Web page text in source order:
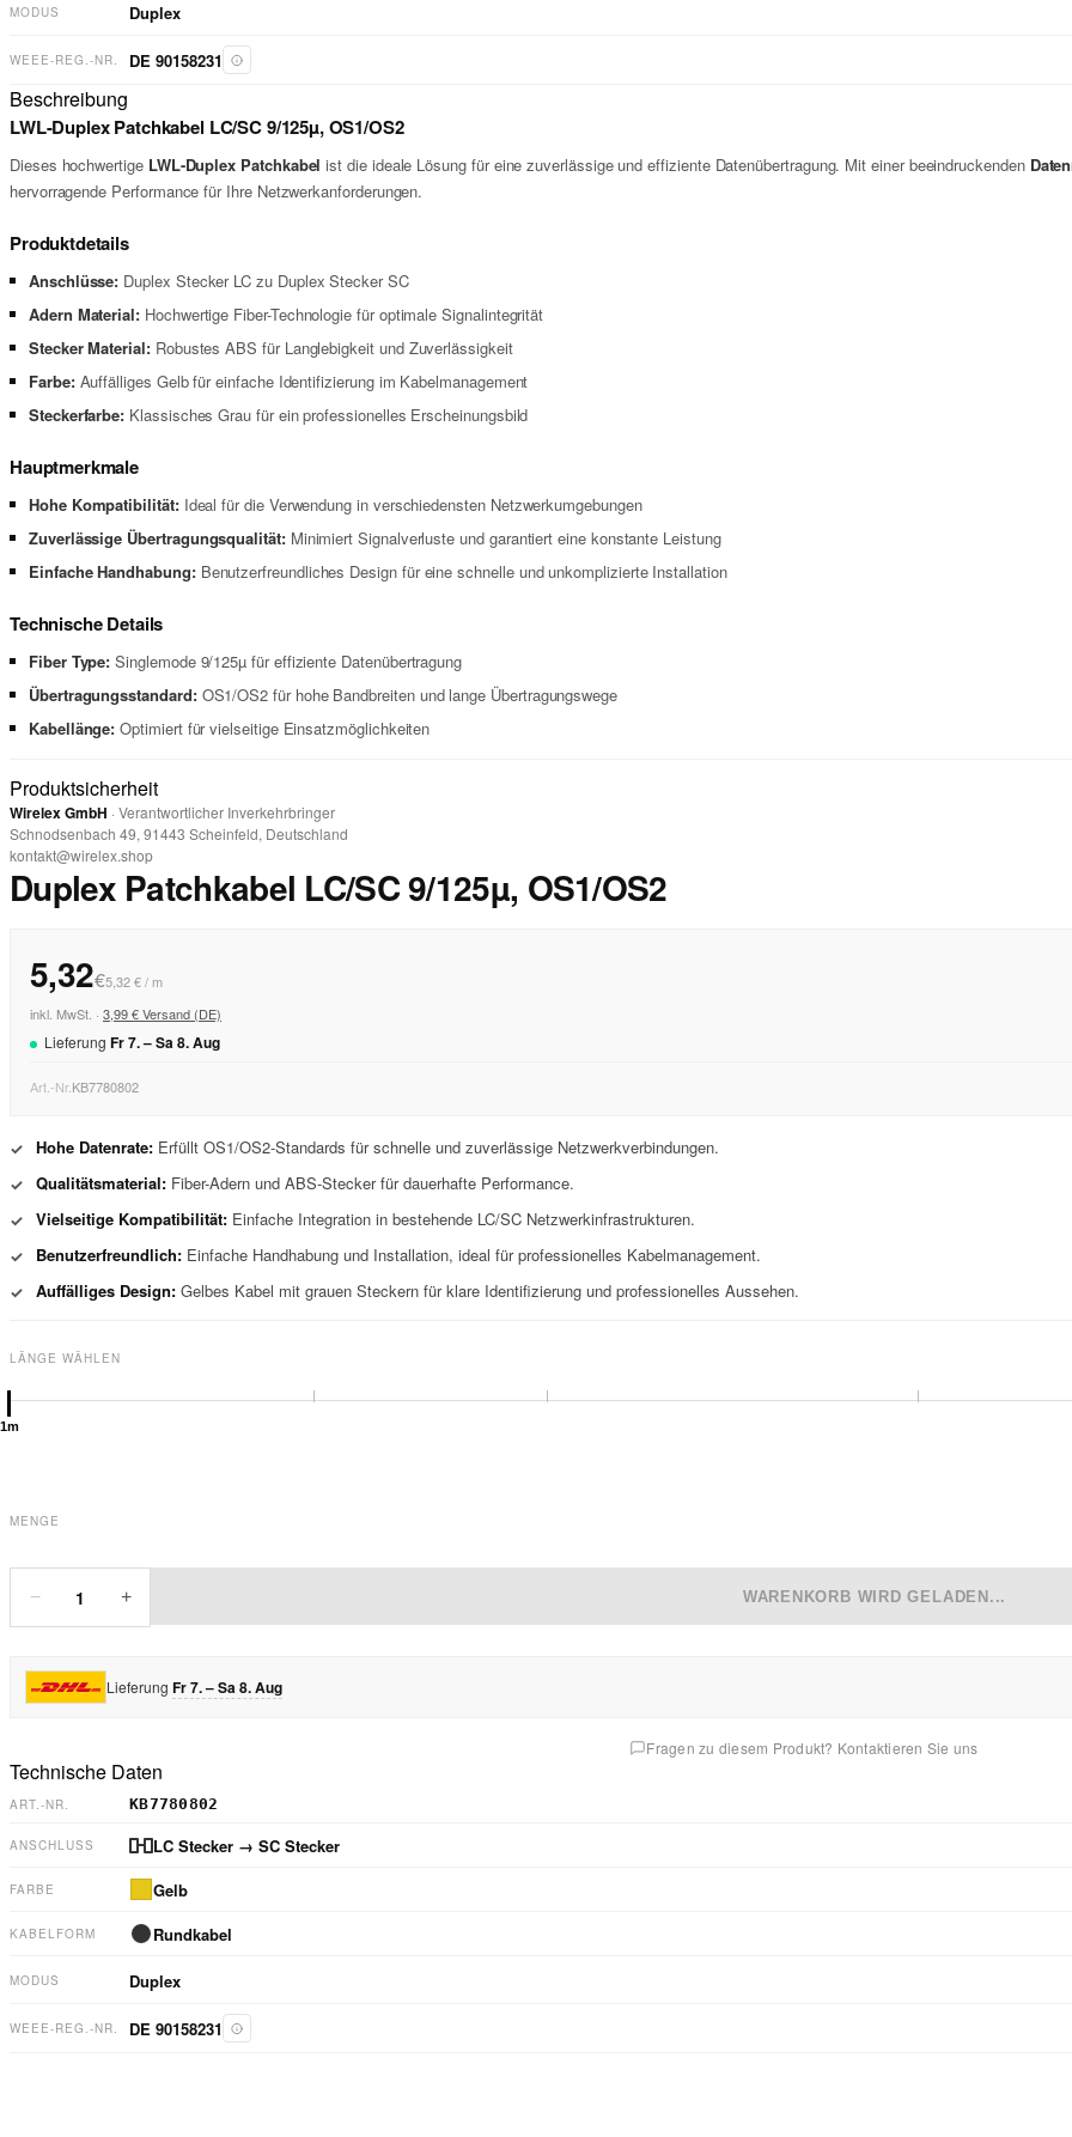
MODUS Duplex
WEEE-REG.-NR. DE 90158231
Beschreibung
LWL-Duplex Patchkabel LC/SC 9/125µ, OS1/OS2
Dieses hochwertige LWL-Duplex Patchkabel ist die ideale Lösung für eine zuverlässige und effiziente Datenübertragung. Mit einer beeindruckenden
hervorragende Performance für Ihre Netzwerkanforderungen.
Produktdetails
Anschlüsse: Duplex Stecker LC zu Duplex Stecker SC
Adern Material: Hochwertige Fiber-Technologie für optimale Signalintegrität
Stecker Material:Robustes ABS für Langlebigkeit und Zuverlässigkeit
Farbe:Auffälliges Gelb für einfache Identifizierung im Kabelmanagement
Steckerfarbe: Klassisches Grau für ein professionelles Erscheinungsbild
Hauptmerkmale
Hohe Kompatibilität:Ideal für die Verwendung in verschiedensten Netzwerkumgebungen
Zuverlässige Übertragungsqualität:Minimiert Signalverluste und garantiert eine konstante Leistung
Einfache Handhabung:Benutzerfreundliches Design für eine schnelle und unkomplizierte Installation
Technische Details
Fiber Type: Singlemode 9/125µ für effiziente Datenübertragung
Übertragungsstandard:OS1/OS2 für hohe Bandbreiten und lange Übertragungswege
Kabellänge: Optimiert für vielseitige Einsatzmöglichkeiten
Produktsicherheit
Wirelex GmbH · Verantwortlicher Inverkehrbringer
Schnodsenbach 49, 91443 Scheinfeld, Deutschland
kontakt@wirelex.shop
Duplex Patchkabel LC/SC 9/125µ, OS1/OS2
5,32€5,32 € / m
inkl. MwSt. · 3,99 € Versand (DE)
Lieferung Fr7. –Sa8.Aug
Art.-Nr.KB7780802
✓ Hohe Datenrate: Erfüllt OS1/OS2-Standards für schnelle und zuverlässige Netzwerkverbindungen.
✓ Qualitätsmaterial: Fiber-Adern und ABS-Stecker für dauerhafte Performance.
✓ Vielseitige Kompatibilität: Einfache Integration in bestehende LC/SC Netzwerkinfrastrukturen.
✓
Benutzerfreundlich: Einfache Handhabung und Installation, ideal für professionelles Kabelmanagement.
✓ Auffälliges Design: Gelbes Kabel mit grauen Steckern für klare Identifizierung und professionelles Aussehen.
LÄNGE WÄHLEN
1m
MENGE
− 1 + WARENKORB WIRD GELADEN...
Lieferung Fr 7. – Sa 8. Aug
Fragen zu diesem Produkt? Kontaktieren Sie uns
Technische Daten
ART.-NR. KB7780802
ANSCHLUSS LC Stecker → SC Stecker
FARBE Gelb
KABELFORM Rundkabel
MODUS Duplex
WEEE-REG.-NR. DE 90158231